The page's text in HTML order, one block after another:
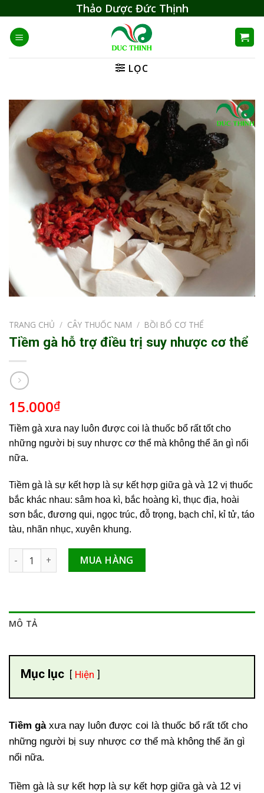
content
Thảo Dược Đức Thịnh
LỌC
TRANG CHỦ / CÂY THUỐC NAM / BỒI BỔ CƠ THỂ
Tiềm gà hỗ trợ điều trị suy nhược cơ thể
15.000₫
Tiềm gà xưa nay luôn được coi là thuốc bổ rất tốt cho
những người bị suy nhược cơ thể mà không thể ăn gì nổi
nữa.
Tiềm gà là sự kết hợp là sự kết hợp giữa gà và 12 vị thuốc
bắc khác nhau: sâm hoa kì, bắc hoàng kì, thục địa, hoài
sơn bắc, đương qui, ngọc trúc, đỗ trọng, bạch chỉ, kỉ tử, táo
tàu, nhãn nhục, xuyên khung.
Tiềm gà hỗ trợ điều trị suy nhược cơ thể số lượng
MUA HÀNG
MÔ TẢ
Mục lục Hiện
Tiềm gàxưa nay luôn được coi là thuốc bổ rất tốt cho
những người bị suy nhược cơ thể mà không thể ăn gì
nổi nữa.
Tiềm gà là sự kết hợp là sự kết hợp giữa gà và 12 vị